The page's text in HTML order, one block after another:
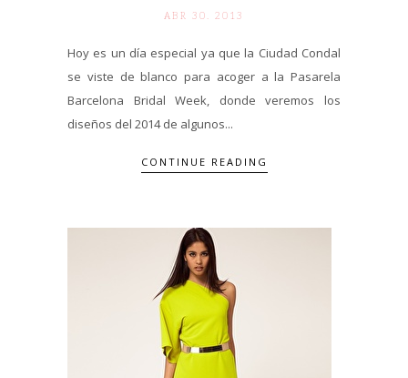
ABR 30. 2013
Hoy es un día especial ya que la Ciudad Condal
se viste de blanco para acoger a la Pasarela
Barcelona Bridal Week, donde veremos los
diseños del 2014 de algunos...
CONTINUE READING